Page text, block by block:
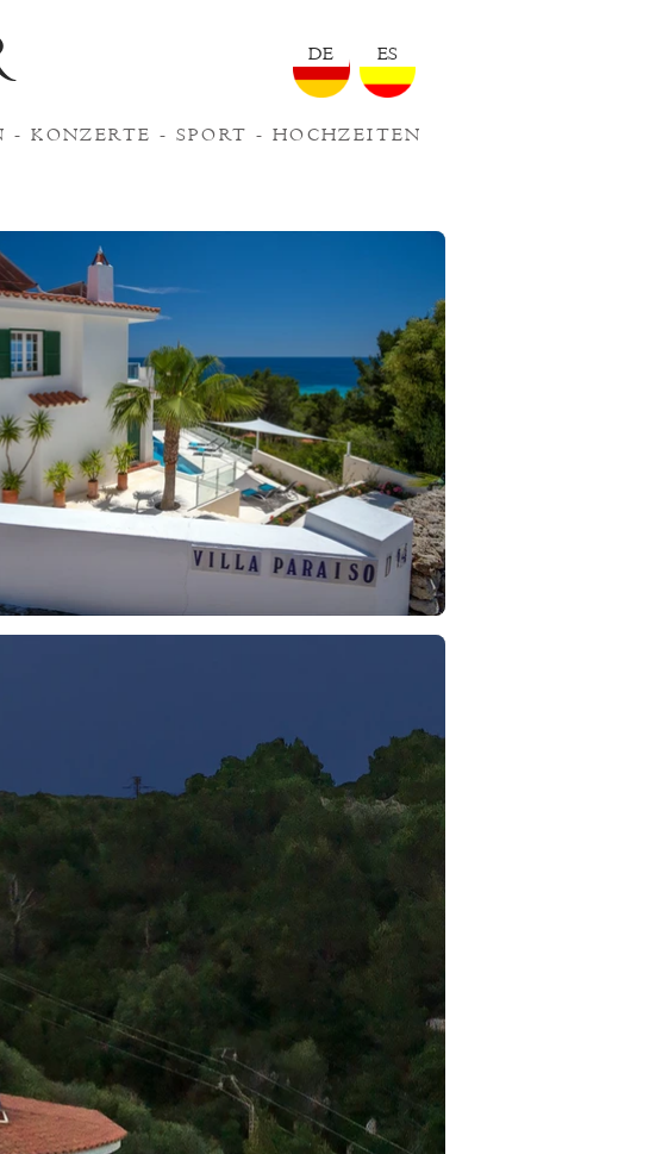
DE ES
-KONZERTE - SPORT - HOCHZEITEN